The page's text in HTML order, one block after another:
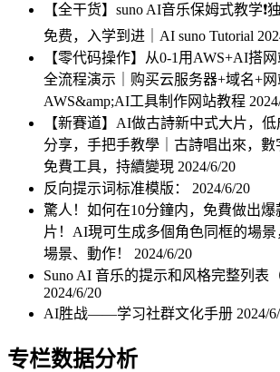
【全干货】suno AI音乐保姆式教学
免费，入学到进｜AI suno Tutorial
【零代码操作】从0-1用AWS+AI搭网
全流程演示｜购买云服务器+域名+网
AWS&amp;AI工具制作网站教程
【新賽道】AI做古詩新中式大片，
分享，手把手教學｜古詩唱出來，數
免費工具，持續變現 2024/6/20
反向提示词标准模版： 2024/6/20
驚人！如何在10分鐘内，免費做出
片！AI現可生成多個角色同框的場景
場景、動作！ 2024/6/20
Suno AI 音乐的提示和风格完整列表（
2024/6/20
AI胜战——学习社群文化手册 2024/
专栏数据分析